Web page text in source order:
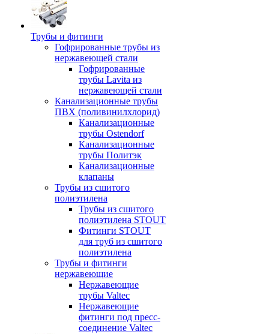
Трубы и фитинги
Гофрированные трубы из
нержавеющей стали
Гофрированные
трубы Lavita из
нержавеющей стали
Канализационные трубы
ПВХ (поливинилхлорид)
Канализационные
трубы Ostendorf
Канализационные
трубы Политэк
Канализационные
клапаны
Трубы из сшитого
полиэтилена
Трубы из сшитого
полиэтилена STOUT
Фитинги STOUT
для труб из сшитого
полиэтилена
Трубы и фитинги
нержавеющие
Нержавеющие
трубы Valtec
Нержавеющие
фитинги под пресс-
соединение Valtec